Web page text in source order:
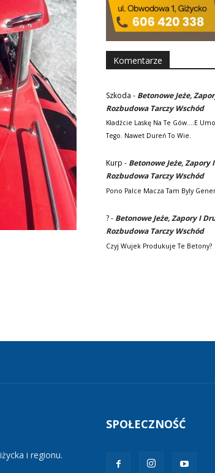
Komentarze
Szkoda - Betonowe Jeże,
Rozbudowa Tarczy Wschód
Kładźcie Laskę Na Te Gów....e
Tego. Nawet Dureń To Wie.
Kurp - Betonowe Jeże,
Rozbudowa Tarczy Wschód
Pono Palce Macza Tam Byly
?- Betonowe Jeże, Zapory I
Rozbudowa Tarczy Wschód
Czyj Wujek Produkuje Te Betony?
i regionu.
SPOŁECZNOŚĆ